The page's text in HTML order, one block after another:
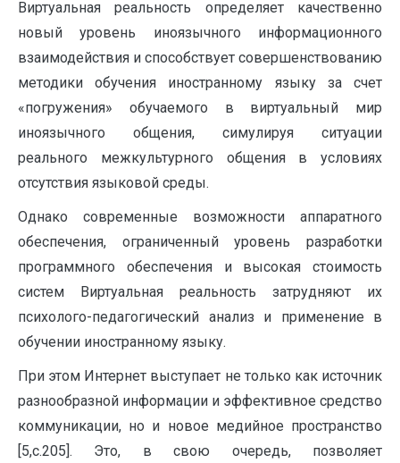
Виртуальная реальность определяет качественно
новый уровень иноязычного информационного
взаимодействия и способствует совершенствованию
методики обучения иностранному языку за счет
«погружения» обучаемого в виртуальный мир
иноязычного общения, симулируя ситуации
реального межкультурного общения в условиях
отсутствия языковой среды.
Однако современные возможности аппаратного
обеспечения, ограниченный уровень разработки
программного обеспечения и высокая стоимость
систем Виртуальная реальность затрудняют их
психолого-педагогический анализ и применение в
обучении иностранному языку.
При этом Интернет выступает не только как источник
разнообразной информации и эффективное средство
коммуникации, но и новое медийное пространство
[5,с.205]. Это, в свою очередь, позволяет